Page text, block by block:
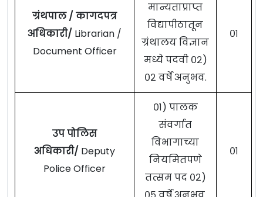
ग्रंथपाल / कागदपत्र
अधिकारी/ Librarian /
Document Officer
मान्यताप्राप्त
विद्यापीठातून
ग्रंथालय विज्ञान
मध्ये पदवी ०२)
०२ वर्षे अनुभव.
०१
उप पोलिस
अधिकारी/ Deputy
Police Officer
०१) पालक
संवर्गात
विभागाच्या
नियमितपणे
तत्सम पद ०२)
०१